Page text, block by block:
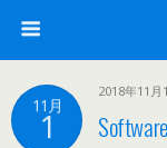
11月
1
2018年11月